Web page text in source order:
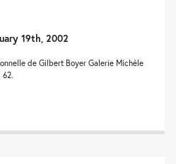
19th, 2002
de Gilbert Boyer Galerie Michèle
62.